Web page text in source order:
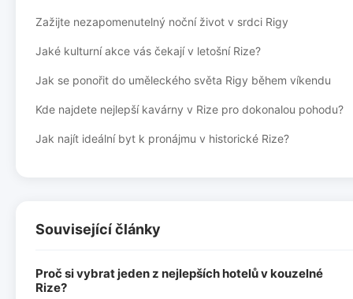
Zažijte nezapomenutelný noční život v srdci Rigy
Jaké kulturní akce vás čekají v letošní Rize?
Jak se ponořit do uměleckého světa Rigy během víkendu
Kde najdete nejlepší kavárny v Rize pro dokonalou pohodu?
Jak najít ideální byt k pronájmu v historické Rize?
Související články
Proč si vybrat jeden z nejlepších hotelů v kouzelné
Rize?